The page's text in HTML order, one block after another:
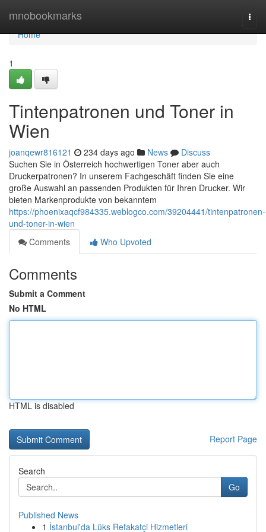
mnobookmarks
Home
Home
1
Tintenpatronen und Toner in
Wien
joanqewr816121 234 days ago News
Discuss
Suchen Sie in Österreich hochwertigen Toner aber auch
Druckerpatronen? In unserem Fachgeschäft finden Sie eine
große Auswahl an passenden Produkten für Ihren Drucker. Wir
bieten Markenprodukte von bekanntem
https://phoenixaqcf984335.weblogco.com/39204441/tintenpatronen-
und-toner-in-wien
Comments
Who Upvoted
Comments
Submit a Comment
No HTML
HTML is disabled
Report Page
Search
Go
Published News
1 İstanbul'da Lüks Refakatçi Hizmetleri